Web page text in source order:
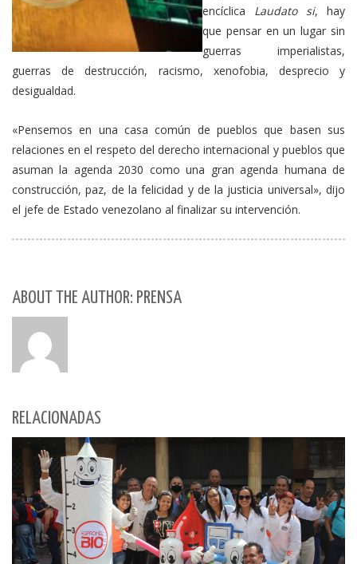
encíclica Laudato si, hay
que pensar en un lugar sin
guerras imperialistas,
guerras de destrucción, racismo, xenofobia, desprecio y
desigualdad.
«Pensemos en una casa común de pueblos que basen sus
relaciones en el respeto del derecho internacional y pueblos que
asuman la agenda 2030 como una gran agenda humana de
construcción, paz, de la felicidad y de la justicia universal», dijo
el jefe de Estado venezolano al finalizar su intervención.
ABOUT THE AUTHOR: PRENSA
RELACIONADAS